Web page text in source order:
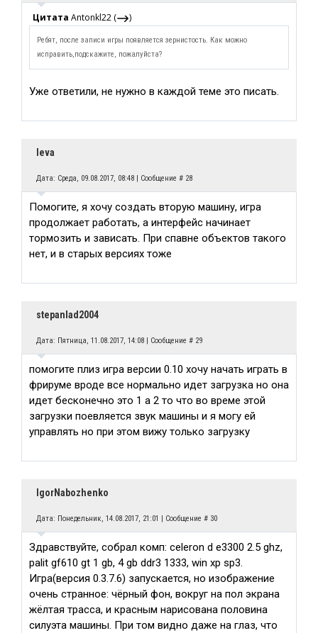
Цитата Antonkl22 ( )
Ребят, после записи игры появляется зернистость. Как можно
исправить,подскажите, пожалуйста?
Уже ответили, не нужно в каждой теме это писать.
leva
Дата: Среда, 09.08.2017, 08:48 | Сообщение # 28
Помогите, я хочу создать вторую машину, игра
продолжает работать, а интерфейс начинает
тормозить и зависать. При спавне объектов такого
нет, и в старых версиях тоже
stepanlad2004
Дата: Пятница, 11.08.2017, 14:08 | Сообщение # 29
помогите плиз игра версии 0.10 хочу начать играть в
фрируме вроде все нормально идет загрузка но она
идет бесконечно это 1 а 2 то что во време этой
загрузки поевляется звук машины и я могу ей
управлять но при этом вижу только загрузку
IgorNabozhenko
Дата: Понедельник, 14.08.2017, 21:01 | Сообщение # 30
Здравствуйте, собрал комп: celeron d e3300 2.5 ghz,
palit gf610 gt 1 gb, 4 gb ddr3 1333, win xp sp3.
Игра(версия 0.3.7.6) запускается, но изображение
очень странное: чёрный фон, вокруг на пол экрана
жёлтая трасса, и красным нарисована половина
силуэта машины. При том видно даже на глаз, что